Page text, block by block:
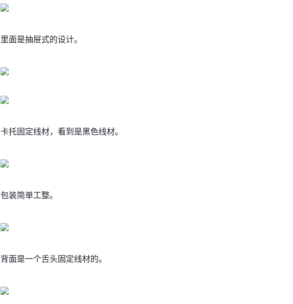
里面是抽屉式的设计。
卡托固定线材，看到是黑色线材。
包装简单工整。
背面是一个舌头固定线材的。